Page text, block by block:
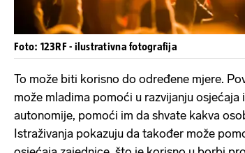
Foto: 123RF - ilustrativna fotografija
To može biti korisno do određene mjere.
može mladima pomoći u razvijanju osjećaja
autonomije, pomoći im da shvate kakva
Istraživanja pokazuju da također može